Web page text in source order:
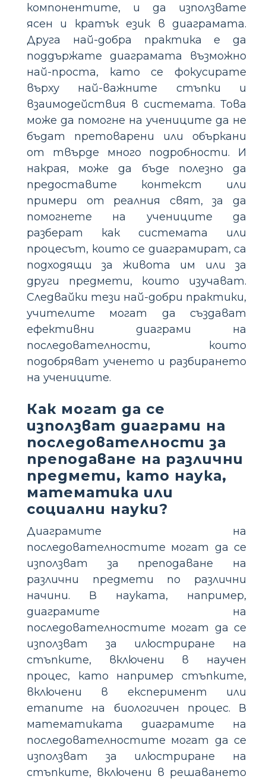
компонентите, и да използвате
ясен и кратък език в диаграмата.
Друга най-добра практика е да
поддържате диаграмата възможно
най-проста, като се фокусирате
върху най-важните стъпки и
взаимодействия в системата. Това
може да помогне на учениците да не
бъдат претоварени или объркани
от твърде много подробности. И
накрая, може да бъде полезно да
предоставите контекст или
примери от реалния свят, за да
помогнете на учениците да
разберат как системата или
процесът, които се диаграмират, са
подходящи за живота им или за
други предмети, които изучават.
Следвайки тези най-добри практики,
учителите могат да създават
ефективни диаграми на
последователности, които
подобряват ученето и разбирането
на учениците.
Как могат да се
използват диаграми на
последователности за
преподаване на различни
предмети, като наука,
математика или
социални науки?
Диаграмите на
последователностите могат да се
използват за преподаване на
различни предмети по различни
начини. В науката, например,
диаграмите на
последователностите могат да се
използват за илюстриране на
стъпките, включени в научен
процес, като например стъпките,
включени в експеримент или
етапите на биологичен процес. В
математиката диаграмите на
последователностите могат да се
използват за илюстриране на
стъпките, включени в решаването